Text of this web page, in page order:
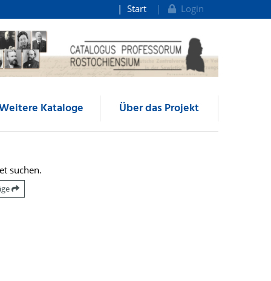
Start Login
Kataloge Über das Projekt
suchen.